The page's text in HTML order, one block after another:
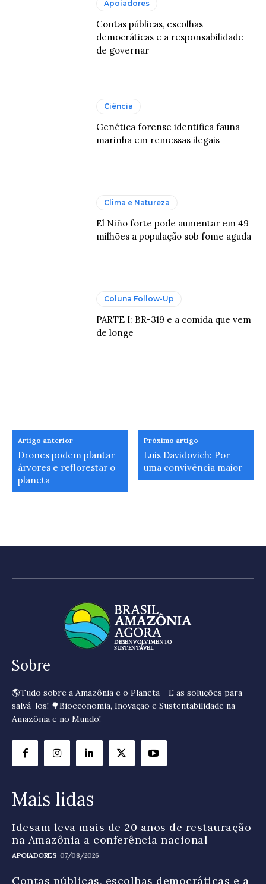
Apoiadores
Contas públicas, escolhas
democráticas e a responsabilidade
de governar
Ciência
Genética forense identifica fauna
marinha em remessas ilegais
Clima e Natureza
El Niño forte pode aumentar em 49
milhões a população sob fome aguda
Coluna Follow-Up
PARTE I: BR-319 e a comida que vem
de longe
Artigo anterior
Drones podem plantar
árvores e reflorestar o
planeta
Próximo artigo
Luis Davidovich: Por
uma convivência maior
Sobre
🌎Tudo sobre a Amazônia e o Planeta - E as soluções para
salvá-los! 🌳Bioeconomia, Inovação e Sustentabilidade na
Amazônia e no Mundo!
Mais lidas
Idesam leva mais de 20 anos de restauração
na Amazônia a conferência nacional
APOIADORES 07/08/2026
Contas públicas, escolhas democráticas e a